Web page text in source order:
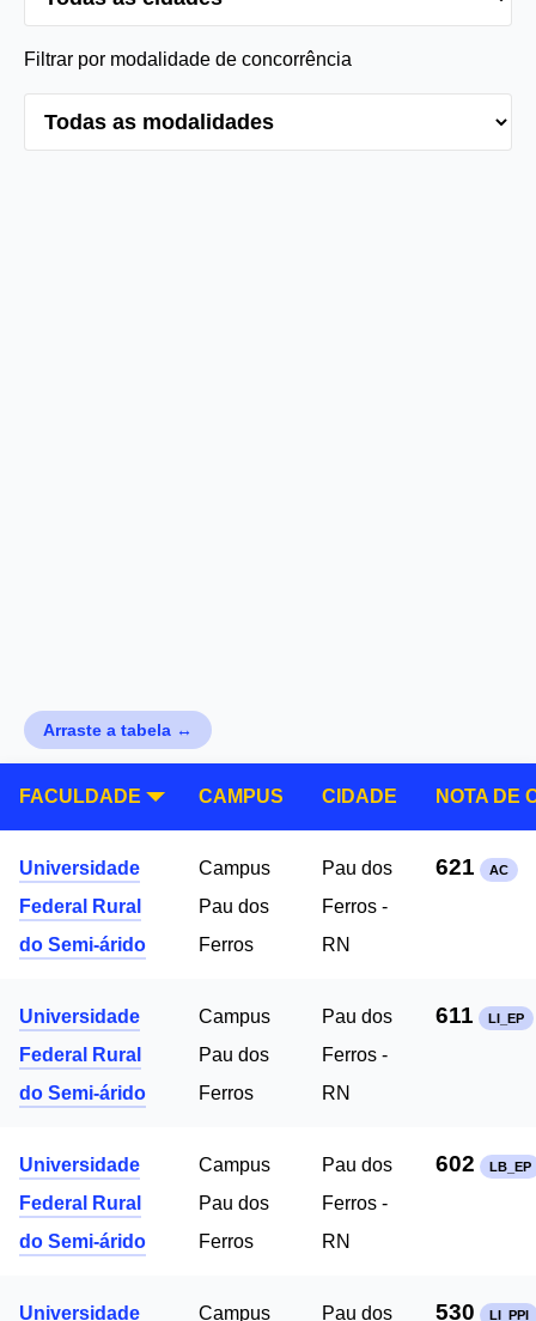
Filtrar por modalidade de concorrência
Arraste a tabela ↔
FACULDADE CAMPUS CIDADE NOTA DE
Universidade
Federal Rural
do Semi-árido
Campus
Pau dos
Ferros
Pau dos
Ferros -
RN
621 AC
Universidade
Federal Rural
do Semi-árido
Campus
Pau dos
Ferros
Pau dos
Ferros -
RN
611 LI_EP
Universidade
Federal Rural
do Semi-árido
Campus
Pau dos
Ferros
Pau dos
Ferros -
RN
602 LB_EP
Universidade Campus Pau dos 530 LI_PPI